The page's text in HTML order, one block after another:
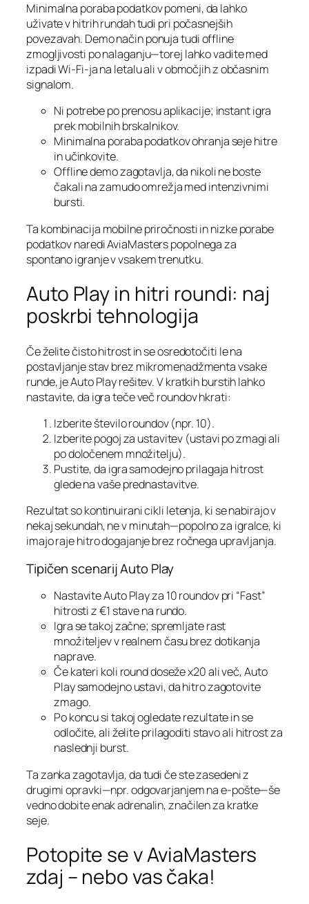
Minimalna poraba podatkov pomeni, da lahko
uživate v hitrih rundah tudi pri počasnejših
povezavah. Demo način ponuja tudi offline
zmogljivosti po nalaganju—torej lahko vadite med
izpadi Wi‑Fi-ja na letalu ali v območjih z občasnim
signalom.
Ni potrebe po prenosu aplikacije; instant igra
prek mobilnih brskalnikov.
Minimalna poraba podatkov ohranja seje hitre
in učinkovite.
Offline demo zagotavlja, da nikoli ne boste
čakali na zamudo omrežja med intenzivnimi
bursti.
Ta kombinacija mobilne priročnosti in nizke porabe
podatkov naredi AviaMasters popolnega za
spontano igranje v vsakem trenutku.
Auto Play in hitri roundi: naj
poskrbi tehnologija
Če želite čisto hitrost in se osredotočiti le na
postavljanje stav brez mikromenadžmenta vsake
runde, je Auto Play rešitev. V kratkih burstih lahko
nastavite, da igra teče več roundov hkrati:
Izberite število roundov (npr. 10).
Izberite pogoj za ustavitev (ustavi po zmagi ali
po določenem množitelju).
Pustite, da igra samodejno prilagaja hitrost
glede na vaše prednastavitve.
Rezultat so kontinuirani cikli letenja, ki se nabirajo v
nekaj sekundah, ne v minutah—popolno za igralce, ki
imajo raje hitro dogajanje brez ročnega upravljanja.
Tipičen scenarij Auto Play
Nastavite Auto Play za 10 roundov pri “Fast”
hitrosti z €1 stave na rundo.
Igra se takoj začne; spremljate rast
množiteljev v realnem času brez dotikanja
naprave.
Če kateri koli round doseže x20 ali več, Auto
Play samodejno ustavi, da hitro zagotovite
zmago.
Po koncu si takoj ogledate rezultate in se
odločite, ali želite prilagoditi stavo ali hitrost za
naslednji burst.
Ta zanka zagotavlja, da tudi če ste zasedeni z
drugimi opravki—npr. odgovarjanjem na e‑pošte—še
vedno dobite enak adrenalin, značilen za kratke
seje.
Potopite se v AviaMasters
zdaj – nebo vas čaka!